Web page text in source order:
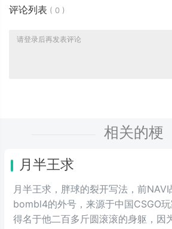
评论列表 ( 0 )
相关的梗
月半王求
月半王求，胖球的裂开写法，前
bombl4的外号，来源于中国CSGO玩
得名于他二百多斤圆滚滚的身躯，因